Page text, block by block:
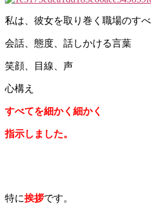
私は、彼女を取り巻く職場のす
会話、態度、話しかける言葉
笑顔、目線、声
心構え
すべてを細かく細かく
指示しました。
特に挨拶です。